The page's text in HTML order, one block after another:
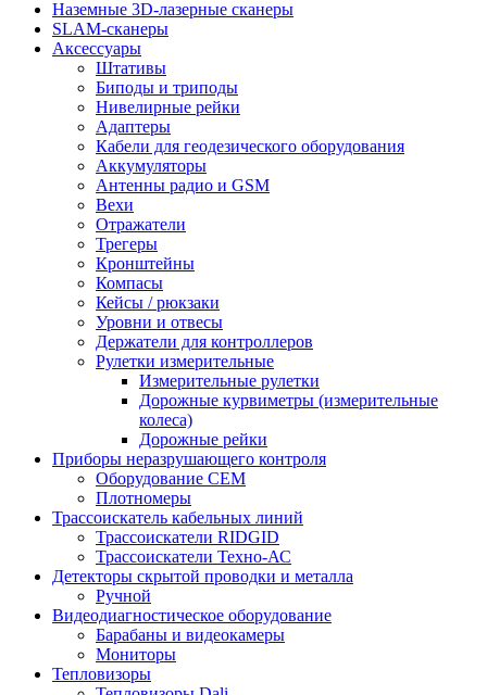
Наземные 3D-лазерные сканеры
SLAM-сканеры
Аксессуары
Штативы
Биподы и триподы
Нивелирные рейки
Адаптеры
Кабели для геодезического оборудования
Аккумуляторы
Антенны радио и GSM
Вехи
Отражатели
Трегеры
Кронштейны
Компасы
Кейсы / рюкзаки
Уровни и отвесы
Держатели для контроллеров
Рулетки измерительные
Измерительные рулетки
Дорожные курвиметры (измерительные
колеса)
Дорожные рейки
Приборы неразрушающего контроля
Оборудование CEM
Плотномеры
Трассоискатель кабельных линий
Трассоискатели RIDGID
Трассоискатели Техно-АС
Детекторы скрытой проводки и металла
Ручной
Видеодиагностическое оборудование
Барабаны и видеокамеры
Мониторы
Тепловизоры